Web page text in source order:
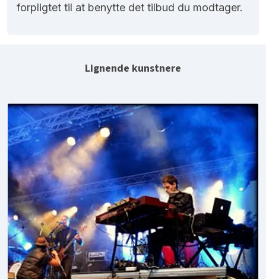
forpligtet til at benytte det tilbud du modtager.
Lignende kunstnere